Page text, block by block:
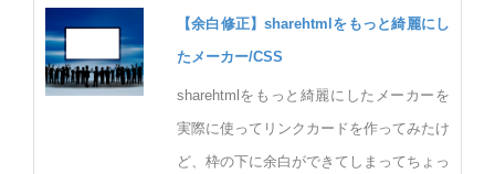
【余白修正】sharehtmlをもっと綺麗にし
たメーカー/CSS
sharehtmlをもっと綺麗にしたメーカーを
実際に使ってリンクカードを作ってみたけ
ど、枠の下に余白ができてしまってちょっ